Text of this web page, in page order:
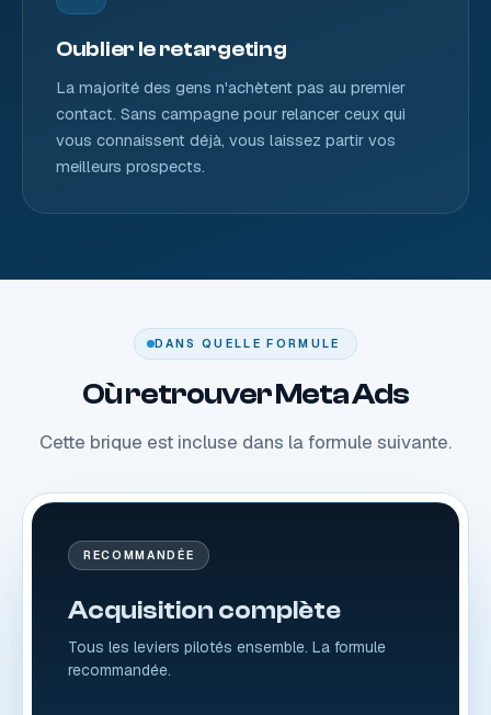
Oublier le retargeting
La majorité des gens n'achètent pas au premier
contact. Sans campagne pour relancer ceux qui
vous connaissent déjà, vous laissez partir vos
meilleurs prospects.
DANS QUELLE FORMULE
Où retrouver Meta Ads
Cette brique est incluse dans la formule suivante.
RECOMMANDÉE
Acquisition complète
Tous les leviers pilotés ensemble. La formule
recommandée.